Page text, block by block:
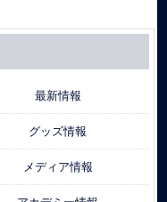
最新情報
グッズ情報
メディア情報